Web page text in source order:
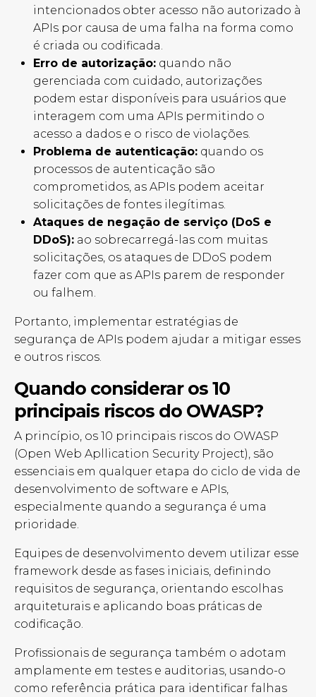
intencionados obter acesso não autorizado à
APIs por causa de uma falha na forma como
é criada ou codificada.
Erro de autorização: quando não
gerenciada com cuidado, autorizações
podem estar disponíveis para usuários que
interagem com uma APIs permitindo o
acesso a dados e o risco de violações.
Problema de autenticação: quando os
processos de autenticação são
comprometidos, as APIs podem aceitar
solicitações de fontes ilegítimas.
Ataques de negação de serviço (DoS e
DDoS): ao sobrecarregá-las com muitas
solicitações, os ataques de DDoS podem
fazer com que as APIs parem de responder
ou falhem.
Portanto, implementar estratégias de
segurança de APIs podem ajudar a mitigar esses
e outros riscos.
Quando considerar os 10
principais riscos do OWASP?
A princípio, os 10 principais riscos do OWASP
(Open Web Apllication Security Project), são
essenciais em qualquer etapa do ciclo de vida de
desenvolvimento de software e APIs,
especialmente quando a segurança é uma
prioridade.
Equipes de desenvolvimento devem utilizar esse
framework desde as fases iniciais, definindo
requisitos de segurança, orientando escolhas
arquiteturais e aplicando boas práticas de
codificação.
Profissionais de segurança também o adotam
amplamente em testes e auditorias, usando-o
como referência prática para identificar falhas